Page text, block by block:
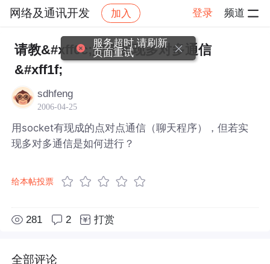
网络及通讯开发 加入 登录 频道
社区 网络及通讯开发 帖子详情
请教&#xff0c;如何实现多对多通信
&#xff1f;
sdhfeng
2006-04-25
用socket有现成的点对点通信（聊天程序），但若实
现多对多通信是如何进行？
给本帖投票
281 2 打赏
全部评论
服务超时,请刷新
页面重试